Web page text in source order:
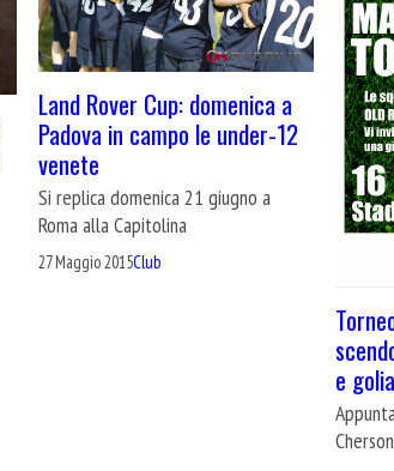
Land Rover Cup: domenica a
Padova in campo le under-12
venete
Si replica domenica 21 giugno a
Roma alla Capitolina
27 Maggio 2015Club
e